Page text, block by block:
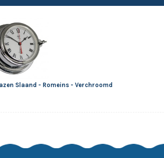
Slaand - Romeins - Verchroomd